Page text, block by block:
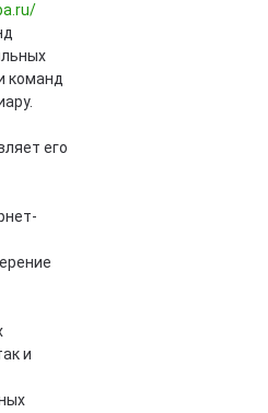
команд
его
и